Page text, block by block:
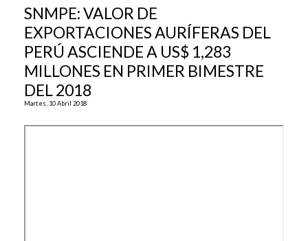
SNMPE: VALOR DE
EXPORTACIONES AURÍFERAS DEL
PERÚ ASCIENDE A US$ 1,283
MILLONES EN PRIMER BIMESTRE
DEL 2018
Martes, 10 Abril 2018